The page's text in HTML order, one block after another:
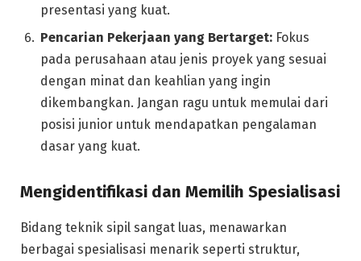
presentasi yang kuat.
Pencarian Pekerjaan yang Bertarget: Fokus
pada perusahaan atau jenis proyek yang sesuai
dengan minat dan keahlian yang ingin
dikembangkan. Jangan ragu untuk memulai dari
posisi junior untuk mendapatkan pengalaman
dasar yang kuat.
Mengidentifikasi dan Memilih Spesialisasi
Bidang teknik sipil sangat luas, menawarkan
berbagai spesialisasi menarik seperti struktur,